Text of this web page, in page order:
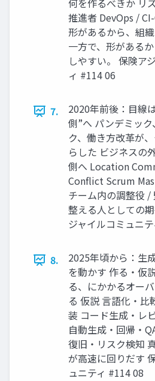
何を作るべきか リ
推進者 DevOps /
形があるから、組
一方で、形がある
しやすい。 保険ア
ィ #114 06
7.
2020年前後：目線
側”へ パンデミッ
ク、働き方改革が
らした ビジネスの
側へ Location
Conflict Scrum
チーム内の調整役 /
整える人としての
ジャイルコミュニ
8.
2025年頃から：生
を動かす 作る・仮
る、にかかるオー
る 仮説 言語化・比
装 コード生成・レ
自動生成・回帰・
復旧・リスク検知
が高速に回りだす
ュニティ #114 08